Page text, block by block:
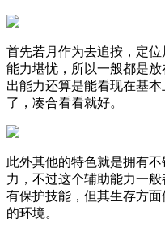
首先若月作为去追按，定
能力堪忧，所以一般都是
出能力还算是能看现在基
了，凑合看看就好。
此外其他的特色就是拥有
力，不过这个辅助能力一
有保护技能，但其生存方
的环境。